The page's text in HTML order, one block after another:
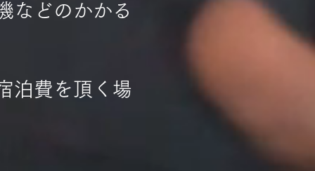
などのかかる
泊費を頂く場